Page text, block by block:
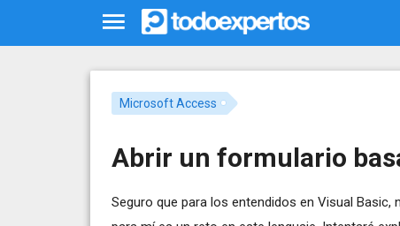
Microsoft Access
Abrir un formulario
Seguro que para los entendidos en Visual